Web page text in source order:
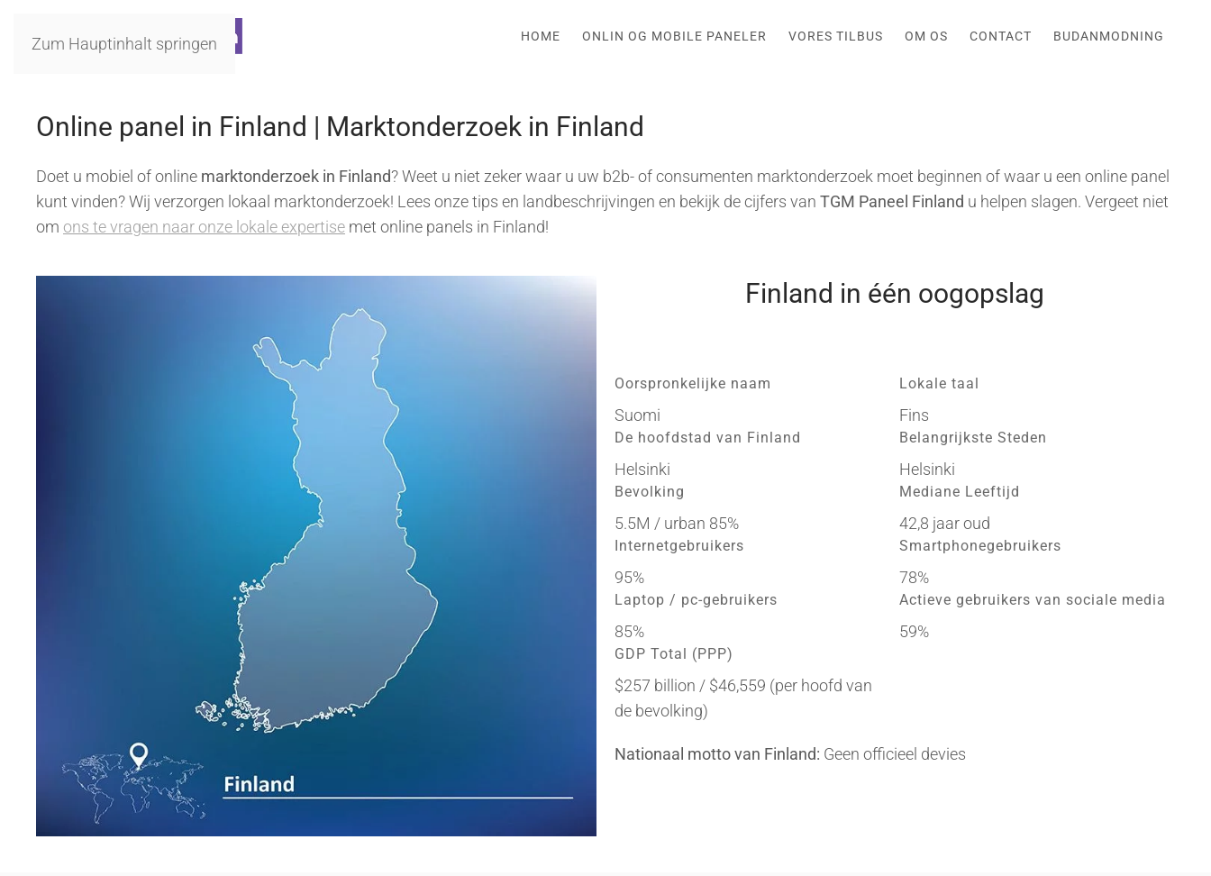
Zum Hauptinhalt springen HOME ONLIN OG MOBILE PANELER VORES TILBUS OM OS CONTACT BUDANMODNING
Online panel in Finland | Marktonderzoek in Finland
Doet u mobiel of online marktonderzoek in Finland? Weet u niet zeker waar u uw b2b- of consumenten marktonderzoek moet beginnen of waar u een online panel
kunt vinden? Wij verzorgen lokaal marktonderzoek! Lees onze tips en landbeschrijvingen en bekijk de cijfers van TGM Paneel Finland u helpen slagen. Vergeet niet
om ons te vragen naar onze lokale expertise met online panels in Finland!
Finland in één oogopslag
Oorspronkelijke naam
Suomi
Lokale taal
Fins
De hoofdstad van Finland
Helsinki
Belangrijkste Steden
Helsinki
Bevolking
5.5M / urban 85%
Mediane Leeftijd
42,8 jaar oud
Internetgebruikers
95%
Smartphonegebruikers
78%
Laptop / pc-gebruikers
85%
Actieve gebruikers van sociale media
59%
GDP Total (PPP)
$257 billion / $46,559 (per hoofd van
de bevolking)
Nationaal motto van Finland: Geen officieel devies